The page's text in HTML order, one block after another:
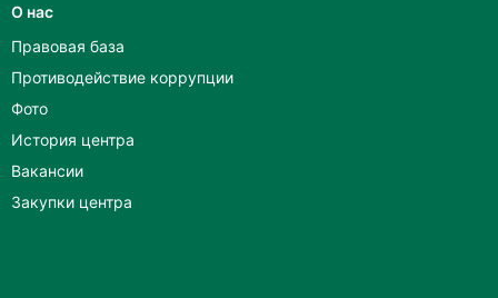
О нас
Правовая база
Противодействие коррупции
Фото
История центра
Вакансии
Закупки центра